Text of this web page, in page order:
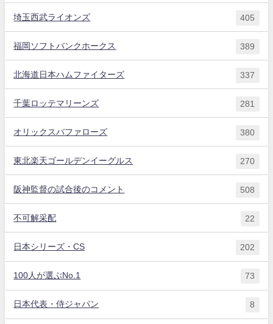
埼玉西武ライオンズ 405
福岡ソフトバンクホークス 389
北海道日本ハムファイターズ 337
千葉ロッテマリーンズ 281
オリックスバファローズ 380
東北楽天ゴールデンイーグルス 270
阪神監督の試合後のコメント 508
不可解采配 22
日本シリーズ・CS 202
100人が選ぶNo.1 73
日本代表・侍ジャパン 8